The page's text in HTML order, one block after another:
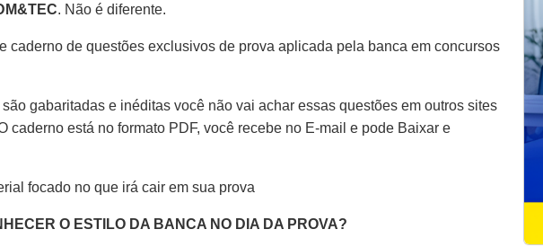
. Não é diferente.
caderno de questões exclusivos de prova aplicada pela banca em concursos
gabaritadas e inéditas você não vai achar essas questões em outros sites
caderno está no formato PDF, você recebe no E-mail e pode Baixar e
focado no que irá cair em sua prova
O ESTILO DA BANCA NO DIA DA PROVA?